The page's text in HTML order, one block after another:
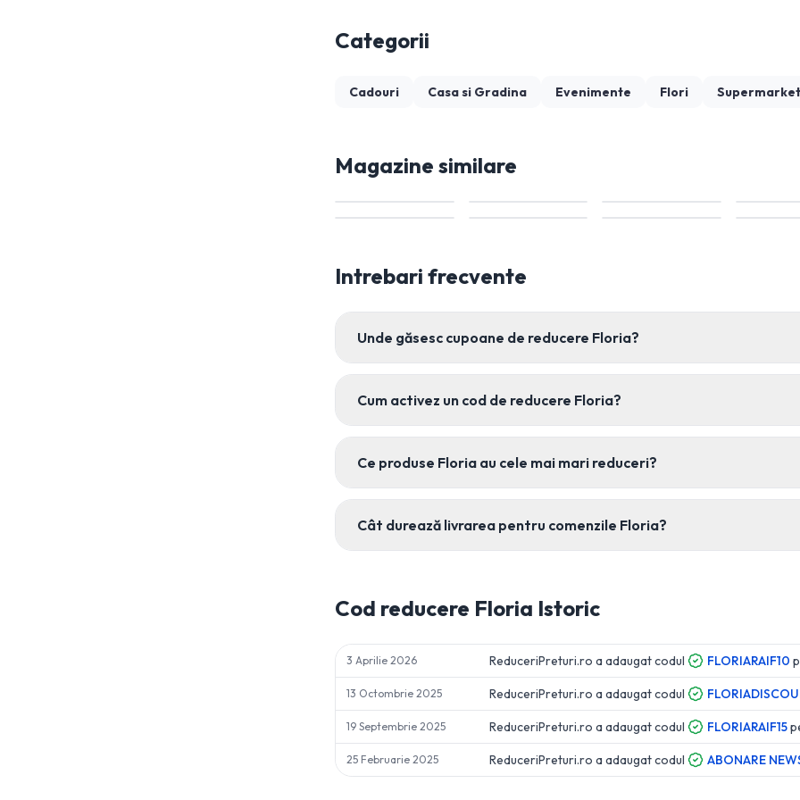
Categorii
Cadouri Casa si Gradina Evenimente Flori
Magazine similare
Intrebari frecvente
Unde găsesc cupoane de reducere Floria?
Cum activez un cod de reducere Floria?
Ce produse Floria au cele mai mari reduceri?
Cât durează livrarea pentru comenzile Floria?
Cod reducere Floria Istoric
3 Aprilie 2026 ReduceriPreturi.ro a adaugat codul FLORIARAIF10
13 Octombrie 2025 ReduceriPreturi.ro a adaugat codul
19 Septembrie 2025 ReduceriPreturi.ro a adaugat codul FLORIARAIF15
25 Februarie 2025 ReduceriPreturi.ro a adaugat codul ABONARE